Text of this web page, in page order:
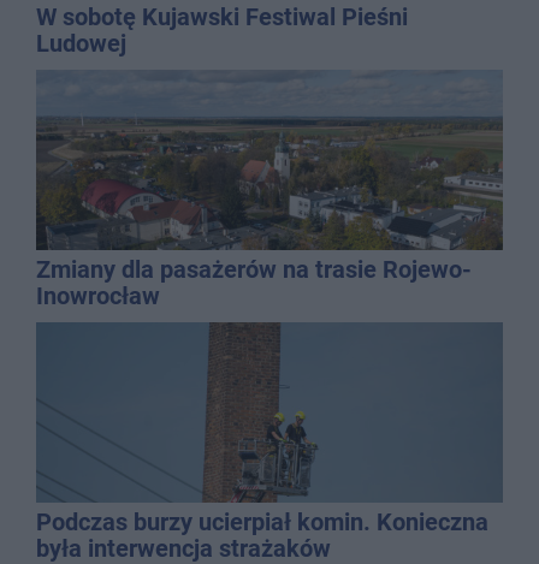
W sobotę Kujawski Festiwal Pieśni
Ludowej
Zmiany dla pasażerów na trasie Rojewo-
Inowrocław
Podczas burzy ucierpiał komin. Konieczna
była interwencja strażaków